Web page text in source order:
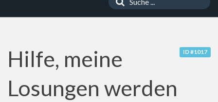
ID #1017
Hilfe, meine
Losungen werden